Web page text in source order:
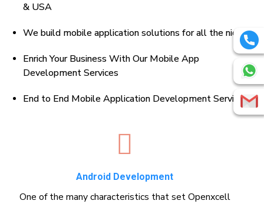
& USA
We build mobile application solutions for all the niches
Enrich Your Business With Our Mobile App
Development Services
End to End Mobile Application Development Services
Android Development
One of the many characteristics that set Openxcell